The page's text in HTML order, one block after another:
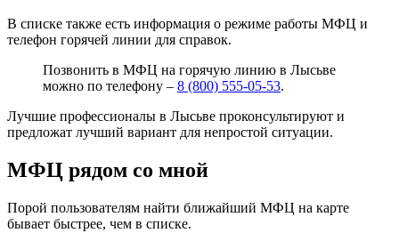
В списке также есть информация о режиме работы МФЦ и
телефон горячей линии для справок.
Позвонить в МФЦ на горячую линию в Лысьве
можно по телефону – 8 (800) 555-05-53.
Лучшие профессионалы в Лысьве проконсультируют и
предложат лучший вариант для непростой ситуации.
МФЦ рядом со мной
Порой пользователям найти ближайший МФЦ на карте
бывает быстрее, чем в списке.